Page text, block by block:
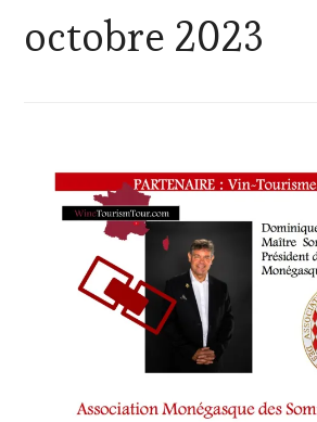
octobre 2023
CHALLENGE
HORS
ZONE
,